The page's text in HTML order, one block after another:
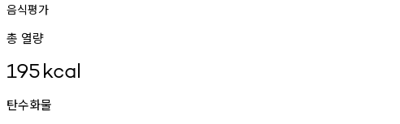
음식평가
총 열량
195kcal
탄수화물